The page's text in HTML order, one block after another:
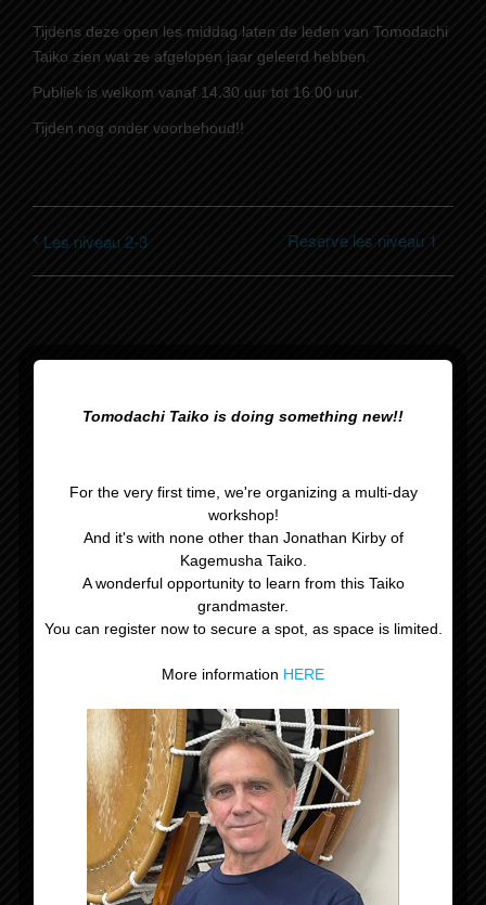
Tijdens deze open les middag laten de leden van Tomodachi
Taiko zien wat ze afgelopen jaar geleerd hebben.
Publiek is welkom vanaf 14.30 uur tot 16.00 uur.
Tijden nog onder voorbehoud!!
Les niveau 2-3 Reserve les niveau 1
4 juni 2023
Evenement Categorieën:
Organisator
Tomodachi Taiko
Tomodachi Taiko is doing something new!!
For the very first time, we're organizing a multi-day
workshop!
And it's with none other than Jonathan Kirby of
Kagemusha Taiko.
A wonderful opportunity to learn from this Taiko
grandmaster.
You can register now to secure a spot, as space is limited.
More information HERE